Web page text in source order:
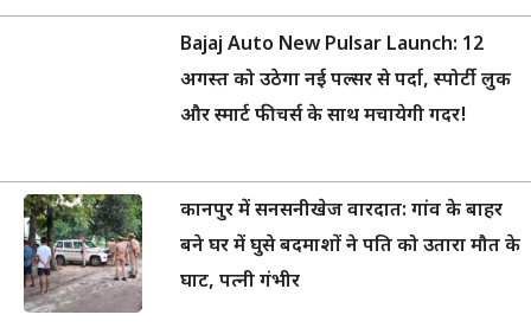
Bajaj Auto New Pulsar Launch: 12
अगस्त को उठेगा नई पल्सर से पर्दा, स्पोर्टी लुक
और स्मार्ट फीचर्स के साथ मचायेगी गदर!
कानपुर में सनसनीखेज वारदात: गांव के बाहर
बने घर में घुसे बदमाशों ने पति को उतारा मौत के
घाट, पत्नी गंभीर